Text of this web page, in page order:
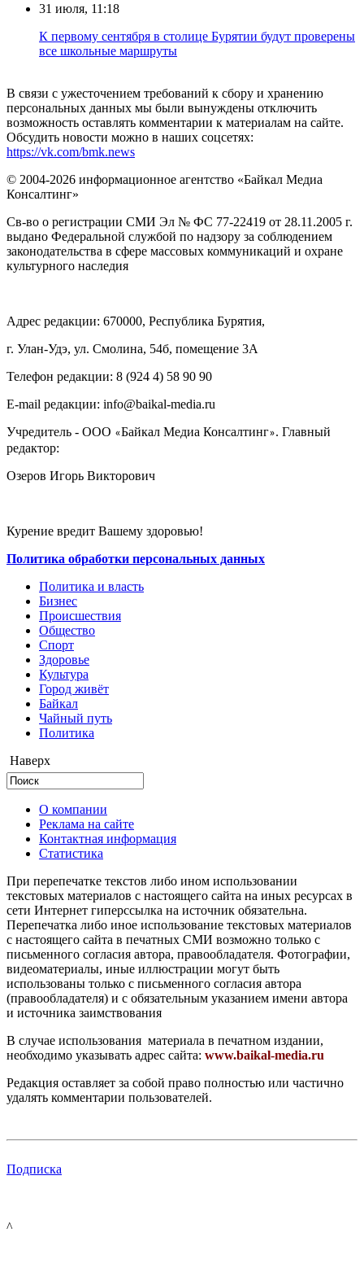
31 июля, 11:18
К первому сентября в столице Бурятии будут проверены
все школьные маршруты
В связи с ужесточением требований к сбору и хранению
персональных данных мы были вынуждены отключить
возможность оставлять комментарии к материалам на сайте.
Обсудить новости можно в наших соцсетях:
https://vk.com/bmk.news
© 2004-2026 информационное агентство «Байкал Медиа
Консалтинг»
Св-во о регистрации СМИ Эл № ФС 77-22419 от 28.11.2005 г.
выдано Федеральной службой по надзору за соблюдением
законодательства в сфере массовых коммуникаций и охране
культурного наследия
Адрес редакции: 670000, Республика Бурятия,
г. Улан-Удэ, ул. Смолина, 54б, помещение 3А
Телефон редакции: ‎‎8 (924 4) 58 90 90
E-mail редакции: info@baikal-media.ru
Учредитель - ООО «Байкал Медиа Консалтинг». Главный
редактор:
Озеров Игорь Викторович
Курение вредит Вашему здоровью!
Политика обработки персональных данных
Политика и власть
Бизнес
Происшествия
Общество
Cпорт
Здоровье
Культура
Город живёт
Байкал
Чайный путь
Политика
Наверх
О компании
Реклама на сайте
Контактная информация
Статистика
При перепечатке текстов либо ином использовании
текстовых материалов с настоящего сайта на иных ресурсах в
сети Интернет гиперссылка на источник обязательна.
Перепечатка либо иное использование текстовых материалов
с настоящего сайта в печатных СМИ возможно только с
письменного согласия автора, правообладателя. Фотографии,
видеоматериалы, иные иллюстрации могут быть
использованы только с письменного согласия автора
(правообладателя) и с обязательным указанием имени автора
и источника заимствования
В случае использования материала в печатном издании,
необходимо указывать адрес сайта: www.baikal-media.ru
Редакция оставляет за собой право полностью или частично
удалять комментарии пользователей.
Подписка
^